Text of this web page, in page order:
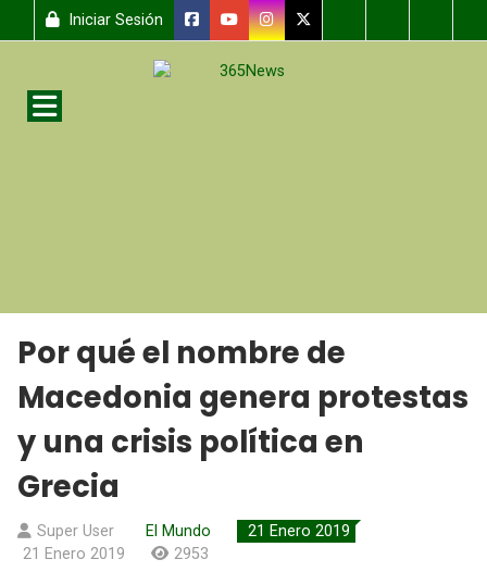
Iniciar Sesión
Por qué el nombre de
Macedonia genera protestas
y una crisis política en
Grecia
Super User El Mundo
21 Enero 2019
21 Enero 2019
2953